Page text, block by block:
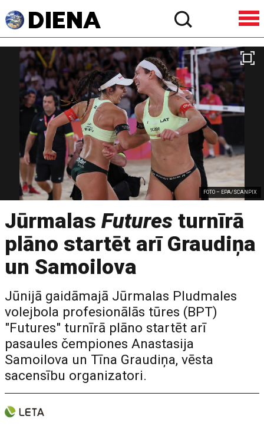
FOTO – EPA/SCANPIX
JūrmalasFutures turnīrā
plāno startēt arī Graudiņa
un Samoilova
Jūnijā gaidāmajā Jūrmalas Pludmales
volejbola profesionālās tūres (BPT)
"Futures" turnīrā plāno startēt arī
pasaules čempiones Anastasija
Samoilova un Tīna Graudiņa, vēsta
sacensību organizatori.